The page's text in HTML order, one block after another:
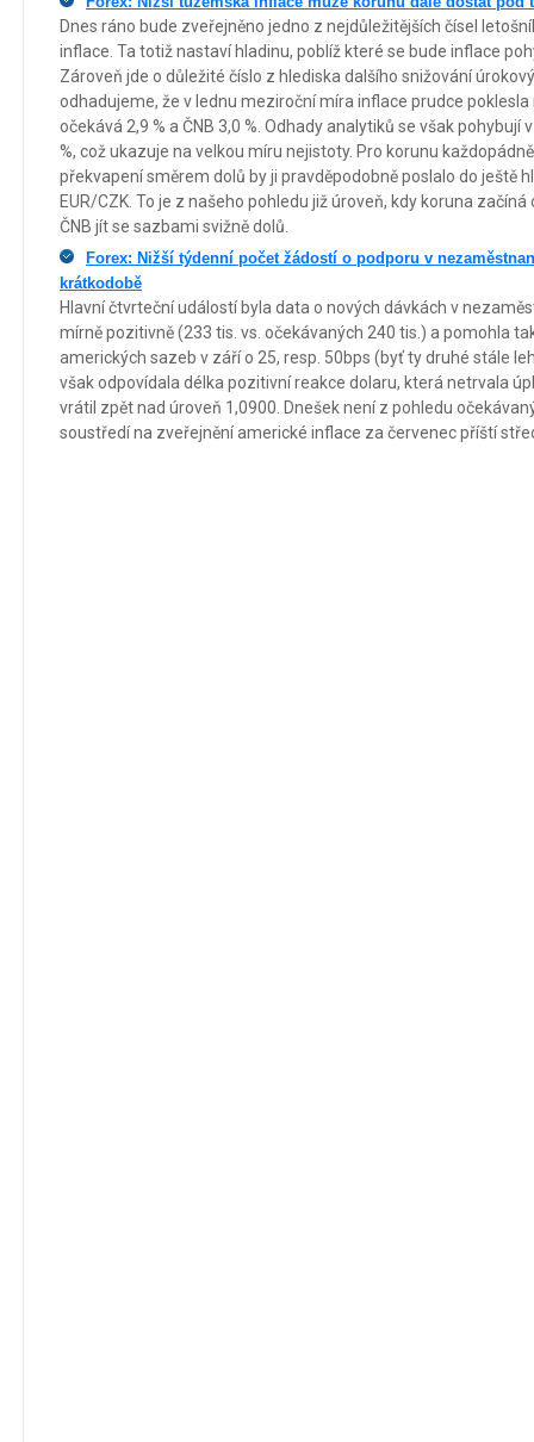
Dnes ráno bude zveřejněno jedno z nejdůležitějších čísel
inflace. Ta totiž nastaví hladinu, poblíž které se bude inflace
Zároveň jde o důležité číslo z hlediska dalšího snižování
odhadujeme, že v lednu meziroční míra inflace prudce
očekává 2,9 % a ČNB 3,0 %. Odhady analytiků se však pohybují
%, což ukazuje na velkou míru nejistoty. Pro korunu
překvapení směrem dolů by ji pravděpodobně poslalo do ještě
EUR/CZK. To je z našeho pohledu již úroveň, kdy koruna
ČNB jít se sazbami svižně dolů.
Forex: Nižší týdenní počet žádostí o podporu v
krátkodobě
Hlavní čtvrteční událostí byla data o nových dávkách v
mírně pozitivně (233 tis. vs. očekávaných 240 tis.) a pomohla
amerických sazeb v září o 25, resp. 50bps (byť ty druhé stále
však odpovídala délka pozitivní reakce dolaru, která netrvala
vrátil zpět nad úroveň 1,0900. Dnešek není z pohledu
soustředí na zveřejnění americké inflace za červenec příští